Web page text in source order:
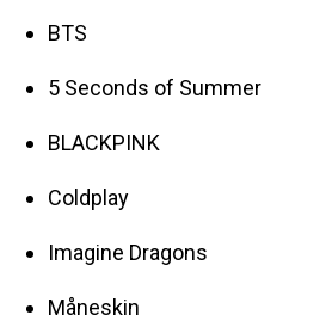
BTS
5 Seconds of Summer
BLACKPINK
Coldplay
Imagine Dragons
Måneskin